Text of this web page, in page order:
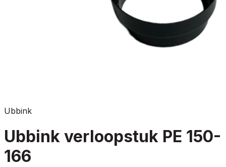
Ubbink
Ubbink verloopstuk PE 150-
166